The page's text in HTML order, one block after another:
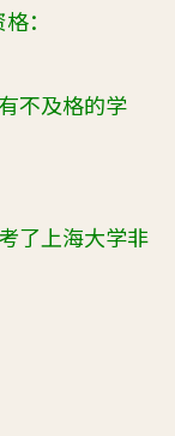
：
不及格的学
了 上海大学非